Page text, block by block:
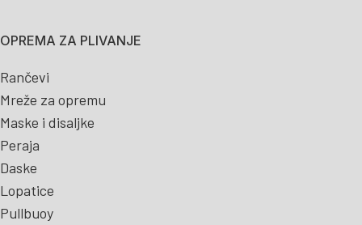
OPREMA ZA PLIVANJE
Rančevi
Mreže za opremu
Maske i disaljke
Peraja
Daske
Lopatice
Pullbuoy